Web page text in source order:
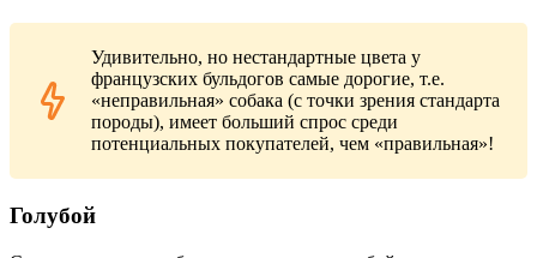
Удивительно, но нестандартные цвета у
французских бульдогов самые дорогие, т.е.
«неправильная» собака (с точки зрения стандарта
породы), имеет больший спрос среди
потенциальных покупателей, чем «правильная»!
Голубой